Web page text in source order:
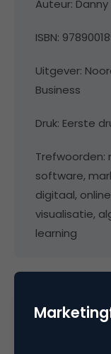
Auteur:
ISBN:
Uitgever:
Business
Druk: Eerste
software,
digitaal,
visualisatie,
learning